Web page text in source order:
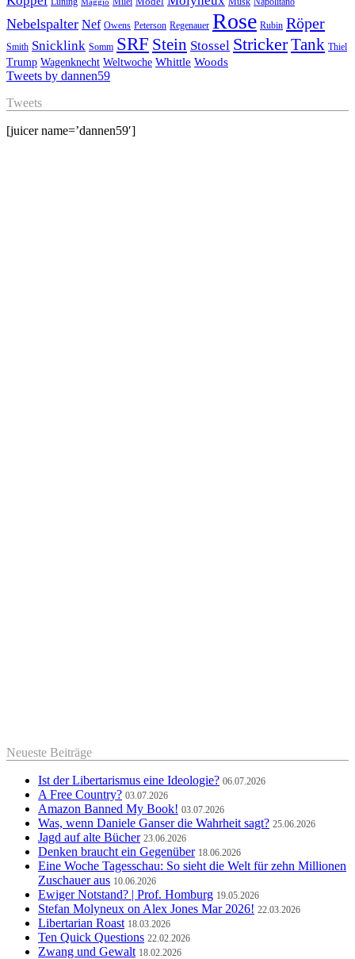
Nebelspalter Nef Owens Peterson Regenauer Rose Rubin Röper
Smith Snicklink Somm SRF Stein Stossel StrickerTank Thiel
Trump Wagenknecht Weltwoche Whittle Woods
Tweets by dannen59
Tweets
[juicer name=’dannen59′]
Neueste Beiträge
Ist der Libertarismus eine Ideologie? 06.07.2026
A Free Country? 03.07.2026
Amazon Banned My Book! 03.07.2026
Was, wenn Daniele Ganser die Wahrheit sagt? 25.06.2026
Jagd auf alte Bücher 23.06.2026
Denken braucht ein Gegenüber 18.06.2026
Eine Woche Tagesschau: So sieht die Welt für zehn Millionen
Zuschauer aus 10.06.2026
Ewiger Notstand? | Prof. Homburg 19.05.2026
Stefan Molyneux on Alex Jones Mar 2026! 22.03.2026
Libertarian Roast 18.03.2026
Ten Quick Questions 22.02.2026
Zwang und Gewalt 18.02.2026